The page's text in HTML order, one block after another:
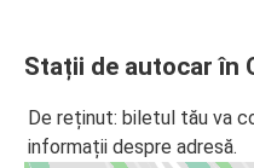
Cardiff
Stații de autocar în
De reținut: biletul tău va
informații despre adresă.